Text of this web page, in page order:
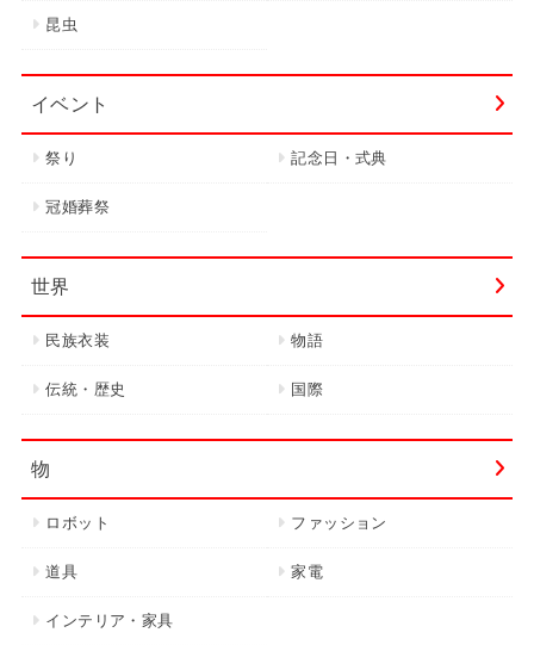
昆虫
イベント
祭り 記念日・式典
冠婚葬祭
世界
民族衣装 物語
伝統・歴史 国際
物
ロボット ファッション
道具 家電
インテリア・家具